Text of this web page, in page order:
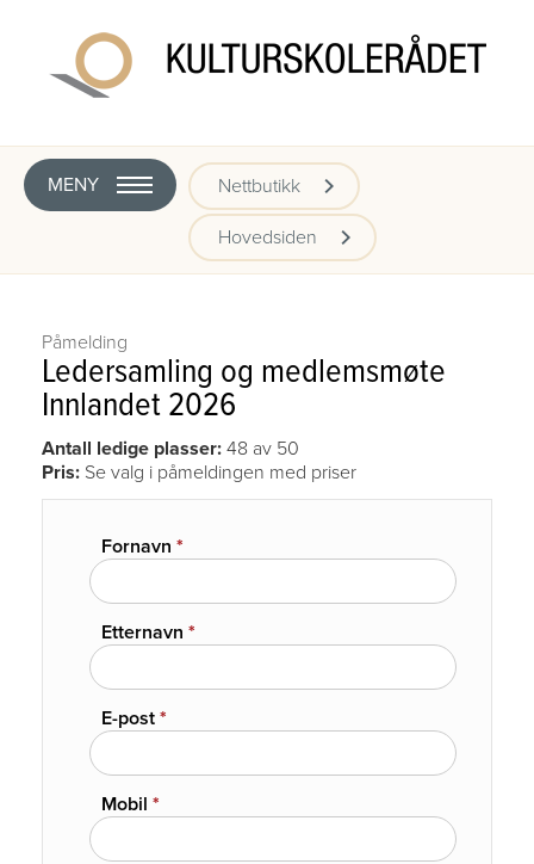
MENY Nettbutikk
Hovedsiden
Påmelding
Ledersamling og medlemsmøte
Innlandet 2026
Antall ledige plasser: 48 av 50
Pris: Se valg i påmeldingen med priser
Fornavn *
Etternavn *
E-post *
Mobil *